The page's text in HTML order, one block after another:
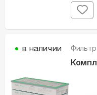
в наличии